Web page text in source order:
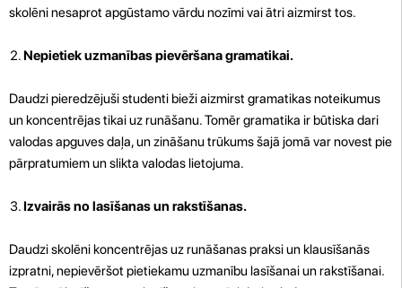
skolēni nesaprot apgūstamo vārdu nozīmi vai ātri aizmirst tos.
Nepietiek uzmanības pievēršana gramatikai.
Daudzi pieredzējuši studenti bieži aizmirst gramatikas noteikumus
un koncentrējas tikai uz runāšanu. Tomēr gramatika ir būtiska dari
valodas apguves daļa, un zināšanu trūkums šajā jomā var novest pie
pārpratumiem un slikta valodas lietojuma.
Izvairās no lasīšanas un rakstīšanas.
Daudzi skolēni koncentrējas uz runāšanas praksi un klausīšanās
izpratni, nepievēršot pietiekamu uzmanību lasīšanai un rakstīšanai.